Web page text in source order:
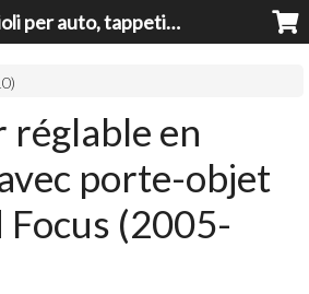
Braccioli per auto, tappeti auto, accessori auto MADE IN ITALY - Armrests, Mittelarmlehnen, Accoundoirs
réglable en
porte-objet
(2005-